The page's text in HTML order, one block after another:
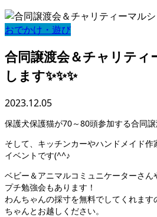
おでかけ・遊び
合同譲渡会＆チャリティ
します✨✨✨
2023.12.05
保護犬保護猫が70～80頭参加する合同
そして、キッチンカーやハンドメイド
イベントです(^^♪
ベビー＆アニマルコミュニケーターさん
プチ勉強会もあります！
わんちゃんの採寸を無料でしてくれま
ちゃんとお越しください。